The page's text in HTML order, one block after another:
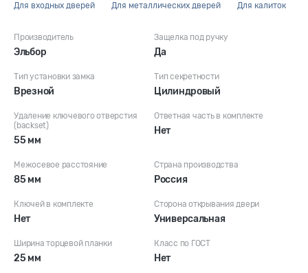
для входных дверей для металлических дверей для калиток
Производитель
Эльбор
Защелка под ручку
Да
Тип установки замка
Врезной
Тип секретности
Цилиндровый
Удаление ключевого отверстия
(backset)
55 мм
Ответная часть в комплекте
Нет
Межосевое расстояние
85 мм
Страна производства
Россия
Ключей в комплекте
Нет
Сторона открывания двери
Универсальная
Ширина торцевой планки
25 мм
Класс по ГОСТ
Нет